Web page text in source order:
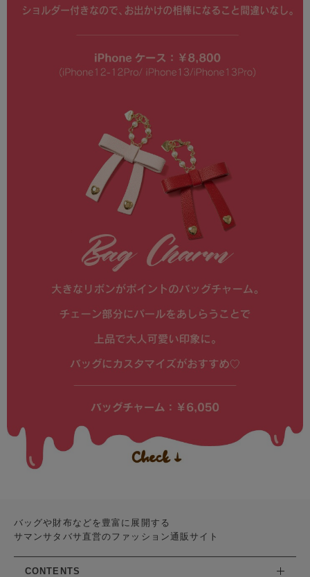
バッグや財布などを豊富に展開する
サマンサタバサ直営のファッション通販サイト
CONTENTS